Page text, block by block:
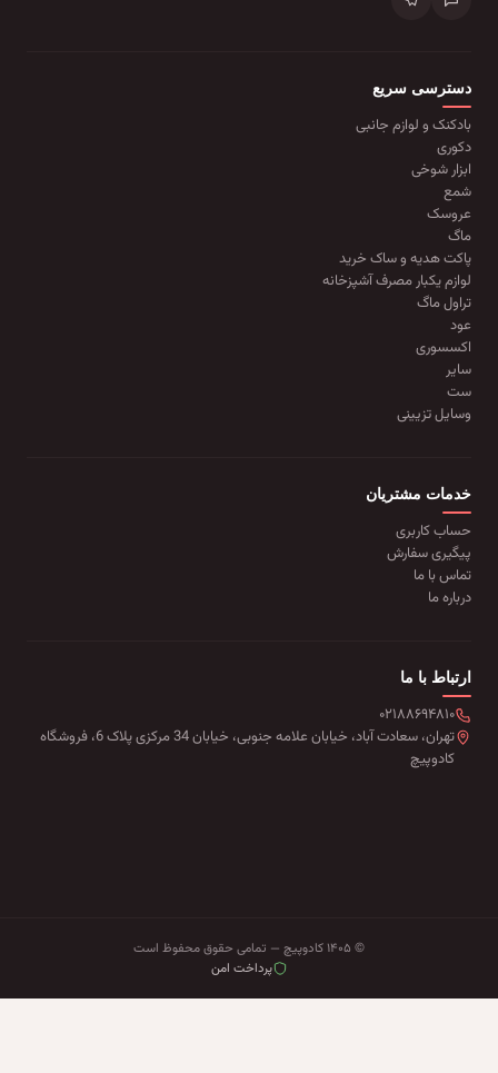
دسترسی سریع
بادکنک و لوازم جانبی
دکوری
ابزار شوخی
شمع
عروسک
ماگ
پاکت هدیه و ساک خرید
لوازم یکبار مصرف آشپزخانه
تراول ماگ
عود
اکسسوری
سایر
ست
وسایل تزیینی
خدمات مشتریان
حساب کاربری
پیگیری سفارش
تماس با ما
درباره ما
ارتباط با ما
۰۲۱۸۸۶۹۴۸۱۰
تهران، سعادت آباد، خیابان علامه جنوبی، خیابان 34 مرکزی پلاک 6، فروشگاه
کادوپیچ
© ۱۴۰۵ کادوپیچ — تمامی حقوق محفوظ است
پرداخت امن